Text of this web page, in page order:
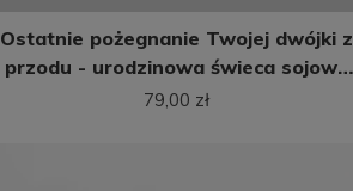
Ostatnie pożegnanie Twojej dwójki z
przodu - urodzinowa świeca sojowa
(250 ml)
79,00 zł